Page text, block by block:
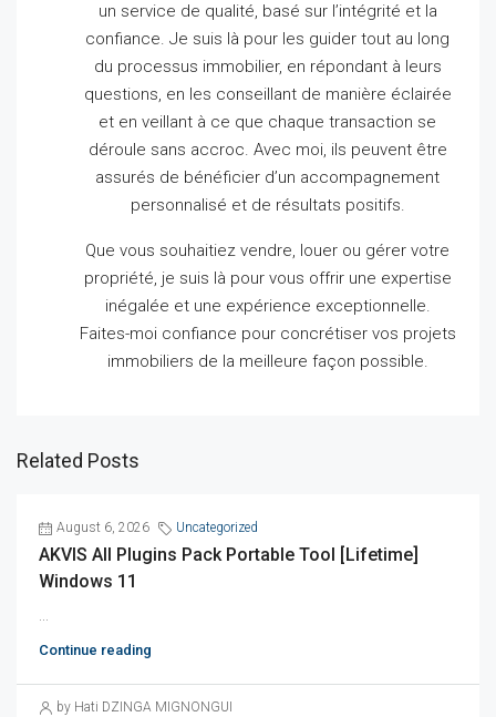
un service de qualité, basé sur l’intégrité et la
confiance.Je suis là pour les guider tout au long
du processus immobilier, en répondant à leurs
questions, en les conseillant de manière éclairée
et en veillant à ce que chaque transaction se
déroule sans accroc. Avec moi, ils peuvent être
assurés de bénéficier d’un accompagnement
personnalisé et de résultats positifs.
Que vous souhaitiez vendre, louer ou gérer votre
propriété, je suis là pour vous offrir une expertise
inégalée et une expérience exceptionnelle.
Faites-moi confiance pour concrétiser vos projets
immobiliers de la meilleure façon possible.
Related Posts
August 6, 2026 Uncategorized
AKVIS All Plugins Pack Portable Tool [Lifetime]
Windows 11
...
Continue reading
by Hati DZINGA MIGNONGUI